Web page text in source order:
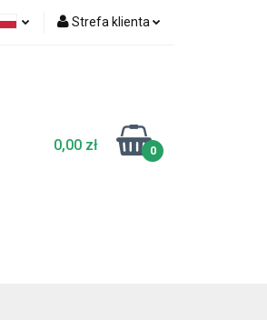
Strefa klienta
Dodaj zgłoszenie
Zgody cookies
0,00 zł 0